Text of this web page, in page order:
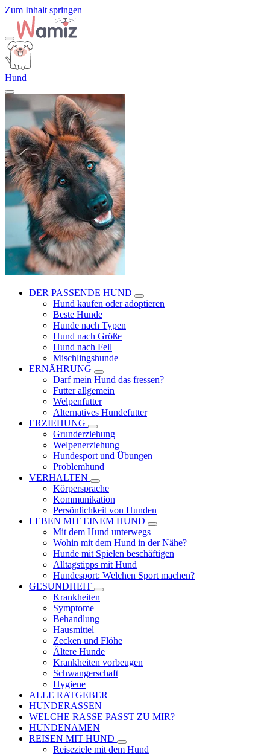
Zum Inhalt springen
Hund
DER PASSENDE HUND
Hund kaufen oder adoptieren
Beste Hunde
Hunde nach Typen
Hund nach Größe
Hund nach Fell
Mischlingshunde
ERNÄHRUNG
Darf mein Hund das fressen?
Futter allgemein
Welpenfutter
Alternatives Hundefutter
ERZIEHUNG
Grunderziehung
Welpenerziehung
Hundesport und Übungen
Problemhund
VERHALTEN
Körpersprache
Kommunikation
Persönlichkeit von Hunden
LEBEN MIT EINEM HUND
Mit dem Hund unterwegs
Wohin mit dem Hund in der Nähe?
Hunde mit Spielen beschäftigen
Alltagstipps mit Hund
Hundesport: Welchen Sport machen?
GESUNDHEIT
Krankheiten
Symptome
Behandlung
Hausmittel
Zecken und Flöhe
Ältere Hunde
Krankheiten vorbeugen
Schwangerschaft
Hygiene
ALLE RATGEBER
HUNDERASSEN
WELCHE RASSE PASST ZU MIR?
HUNDENAMEN
REISEN MIT HUND
Reiseziele mit dem Hund